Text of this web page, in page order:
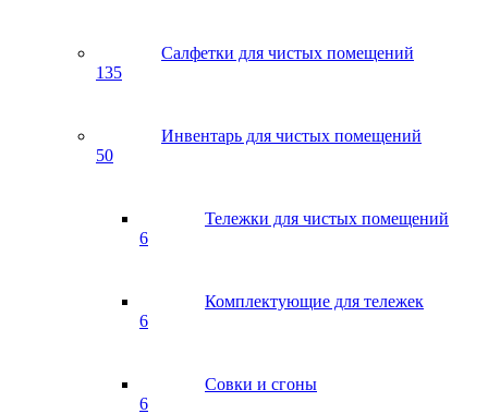
Салфетки для чистых помещений
135
Инвентарь для чистых помещений
50
Тележки для чистых помещений
6
Комплектующие для тележек
6
Совки и сгоны
6